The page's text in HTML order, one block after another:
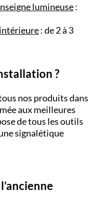
lumineuse:
: de 2 à 3
?
nos produits dans
aux meilleures
de tous les outils
signalétique